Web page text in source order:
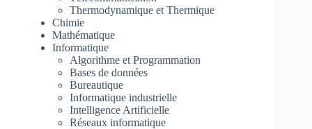
Thermodynamique et Thermique
Chimie
Mathématique
Informatique
Algorithme et Programmation
Bases de données
Bureautique
Informatique industrielle
Intelligence Artificielle
Réseaux informatique